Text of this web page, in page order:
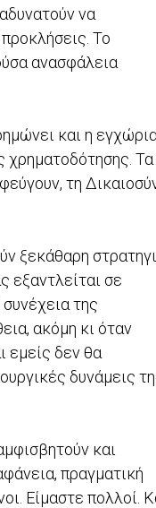
να
Το
ανασφάλεια
και η
χρηματοδότησης. Τα
τη
ξεκάθαρη
εξαντλείται σε
της
ακόμη κι όταν
εμείς δεν θα
δυνάμεις
και
πραγματική
Είμαστε πολλοί.